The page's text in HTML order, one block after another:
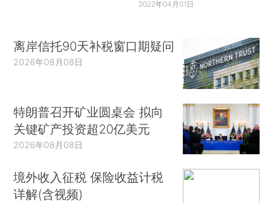
2022年04月01日
离岸信托90天补税窗口期疑问
2026年08月08日
特朗普召开矿业圆桌会 拟向
关键矿产投资超20亿美元
2026年08月08日
境外收入征税 保险收益计税
详解(含视频)